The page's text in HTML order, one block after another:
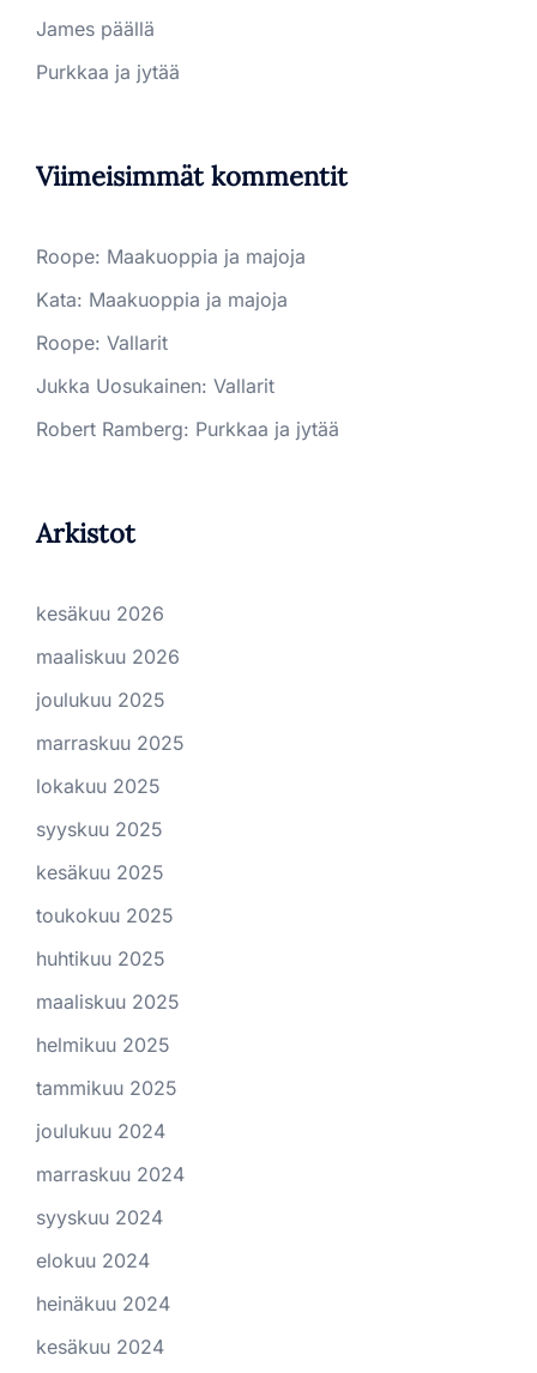
James päällä
Purkkaa ja jytää
Viimeisimmät kommentit
Roope: Maakuoppia ja majoja
Kata: Maakuoppia ja majoja
Roope: Vallarit
Jukka Uosukainen: Vallarit
Robert Ramberg: Purkkaa ja jytää
Arkistot
kesäkuu 2026
maaliskuu 2026
joulukuu 2025
marraskuu 2025
lokakuu 2025
syyskuu 2025
kesäkuu 2025
toukokuu 2025
huhtikuu 2025
maaliskuu 2025
helmikuu 2025
tammikuu 2025
joulukuu 2024
marraskuu 2024
syyskuu 2024
elokuu 2024
heinäkuu 2024
kesäkuu 2024